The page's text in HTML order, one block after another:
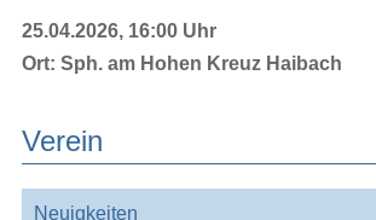
25.04.2026, 16:00 Uhr
Ort: Sph. am Hohen Kreuz Haibach
Verein
Neuigkeiten